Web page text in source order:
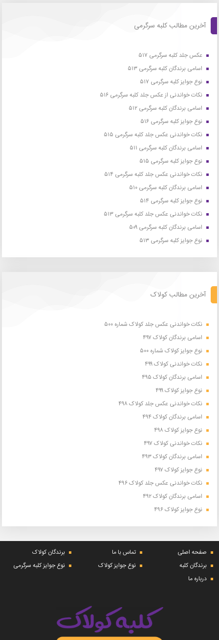
آخرین مطالب کلبه سرگرمی
عکس جلد کلبه سرگرمی ۵۱۷
اسامی برندگان کلبه سرگرمی ۵۱۳
نوع جوایز کلبه سرگرمی ۵۱۷
نکات خواندنی از عکس جلد کلبه سرگرمی ۵۱۶
اسامی برندگان کلبه سرگرمی ۵۱۲
نوع جوایز کلبه سرگرمی ۵۱۶
نکات خواندنی عکس جلد کلبه سرگرمی ۵۱۵
اسامی برندگان کلبه سرگرمی ۵۱۱
نوع جوایز کلبه سرگرمی ۵۱۵
نکات خواندنی عکس جلد کلبه سرگرمی ۵۱۴
اسامی برندگان کلبه سرگرمی ۵۱۰
نوع جوایز کلبه سرگرمی ۵۱۴
نکات خواندنی عکس جلد کلبه سرگرمی ۵۱۳
اسامی برندگان کلبه سرگرمی ۵۰۹
نوع جوایز کلبه سرگرمی ۵۱۳
آخرین مطالب کولاک
نکات خواندنی عکس جلد کولاک شماره ۵۰۰
اسامی برندگان کولاک ۴۹۷
نوع جوایز کولاک شماره ۵۰۰
نکات خواندنی کولاک ۴۹۹
اسامی برندگان کولاک ۴۹۵
نوع جوایز کولاک ۴۹۹
نکات خواندنی عکس جلد کولاک ۴۹۸
اسامی برندگان کولاک ۴۹۴
نوع جوایز کولاک ۴۹۸
نکات خواندنی کولاک ۴۹۷
اسامی برندگان کولاک ۴۹۳
نوع جوایز کولاک ۴۹۷
نکات خواندنی عکس جلد کولاک ۴۹۶
اسامی برندگان کولاک ۴۹۲
نوع جوایز کولاک ۴۹۶
صفحه اصلی تماس با ما
برندگان کولاک
برندگان کلبه
نوع جوایز کولاک
نوع جوایز کلبه سرگرمی
درباره ما